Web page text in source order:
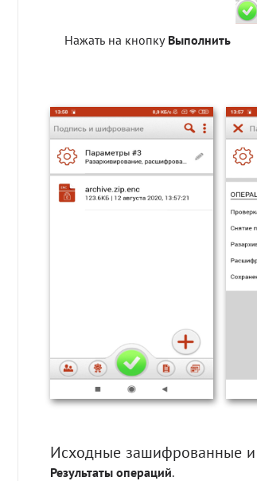
Нажать на кнопкуВыполнить
Исходные зашифрованные
Результаты операций.